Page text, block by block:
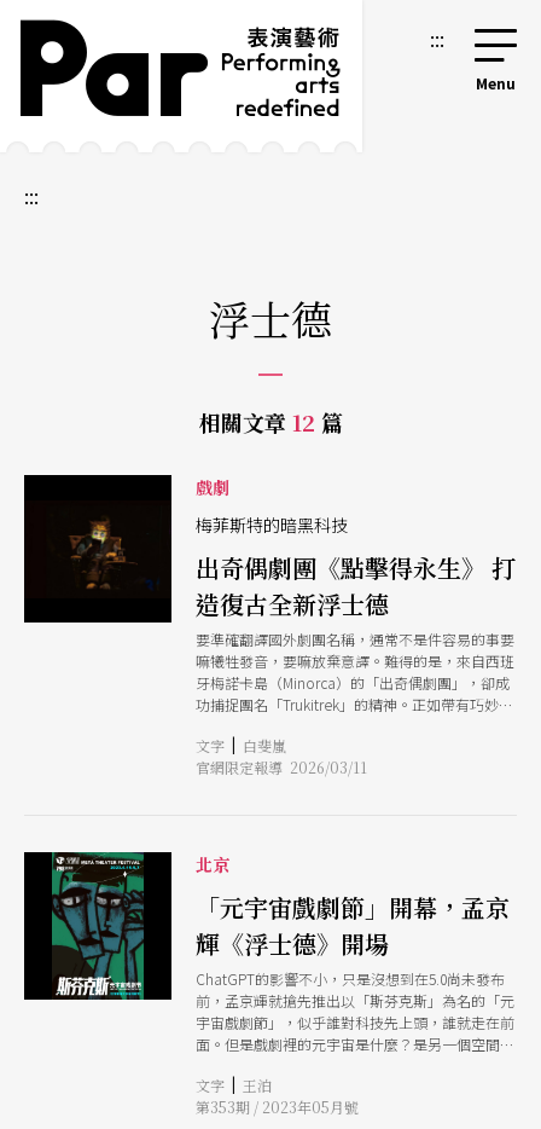
跳到主要內容區塊
網站導覽 :::
:::
浮士德
相關文章 12 篇
戲劇
梅菲斯特的暗黑科技
出奇偶劇團《點擊得永生》 打
造復古全新浮士德
要準確翻譯國外劇團名稱，通常不是件容易的事要
嘛犧牲發音，要嘛放棄意譯。難得的是，來自西班
牙梅諾卡島（Minorca）的「出奇偶劇團」，卻成
功捕捉團名「Trukitrek」的精神。正如帶有巧妙驚
「truc」，而後者意指以舞台機關、劇場手法、操
作技藝等「小把戲」（trick）營造出其不意的神秘
喜之外，「Trukitrek」另以「trek」暗示命定的旅
跡。以加泰隆尼亞風俗為主體的梅諾卡島，曾先後
受法、英兩國統治，透過地中海連結來來往往的人
種、語言與文化，不以島嶼為局限，反以此為起
點。或許是承襲了島嶼帶來的開闊與流動，成立於
格為限。事實上，其團隊組成更是多元，如來自視
覺藝術與插畫背景的喬瑟普．皮里斯（Josep
Piris），以及同時具電影導演身分的盧．普利茨
（Lu Pulici），與夥伴在劇場實驗動畫影像，透過
表演變幻鏡頭語法；近30年間創作無數令人印象深
刻的作品，並大幅降低語言門檻，一路帶著作品走
訪超過40個國家。 出奇偶戲團的旅跡也數次包含
文字 | 白斐嵐
官網限定報導 2026/03/11
北京
「元宇宙戲劇節」開幕，孟京
輝《浮士德》開場
ChatGPT的影響不小，只是沒想到在5.0尚未發布
前，孟京輝就搶先推出以「斯芬克斯」為名的「元
宇宙戲劇節」，似乎誰對科技先上頭，誰就走在前
面。但是戲劇裡的元宇宙是什麼？是另一個空間？
孟京輝認為，每次工業或科技的變革，都會催生一
次文藝復興，元宇宙戲劇或許並不想創造什麼，只
文字 | 王泊
第353期 / 2023年05月號